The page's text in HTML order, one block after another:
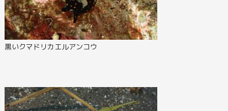
黒いクマドリカエルアンコウ